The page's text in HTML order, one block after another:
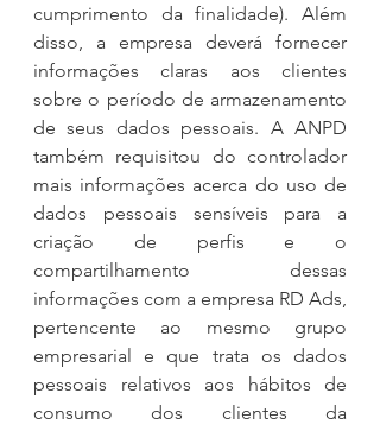
cumprimento da finalidade). Além
disso, a empresa deverá fornecer
informações claras aos clientes
sobre o período de armazenamento
de seus dados pessoais. A ANPD
também requisitou do controlador
mais informações acerca do uso de
dados pessoais sensíveis para a
criação de perfis e o
compartilhamento dessas
informações com a empresa RD Ads,
pertencente ao mesmo grupo
empresarial e que trata os dados
pessoais relativos aos hábitos de
consumo dos clientes da